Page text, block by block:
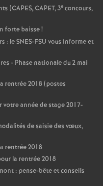
(CAPES, CAPET, 3e concours,
forte baisse!
: le SNES-FSU vous informe et
- Phase nationale du 2 mai
rentrée 2018 (postes
votre année de stage 2017-
de saisie des vœux,
rentrée 2018
la rentrée 2018
: pense-bête et conseils